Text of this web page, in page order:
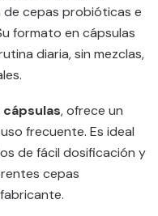
cepas probióticas e
formato en cápsulas
diaria, sin mezclas,
cápsulas, ofrece un
frecuente. Es ideal
de fácil dosificación y
cepas